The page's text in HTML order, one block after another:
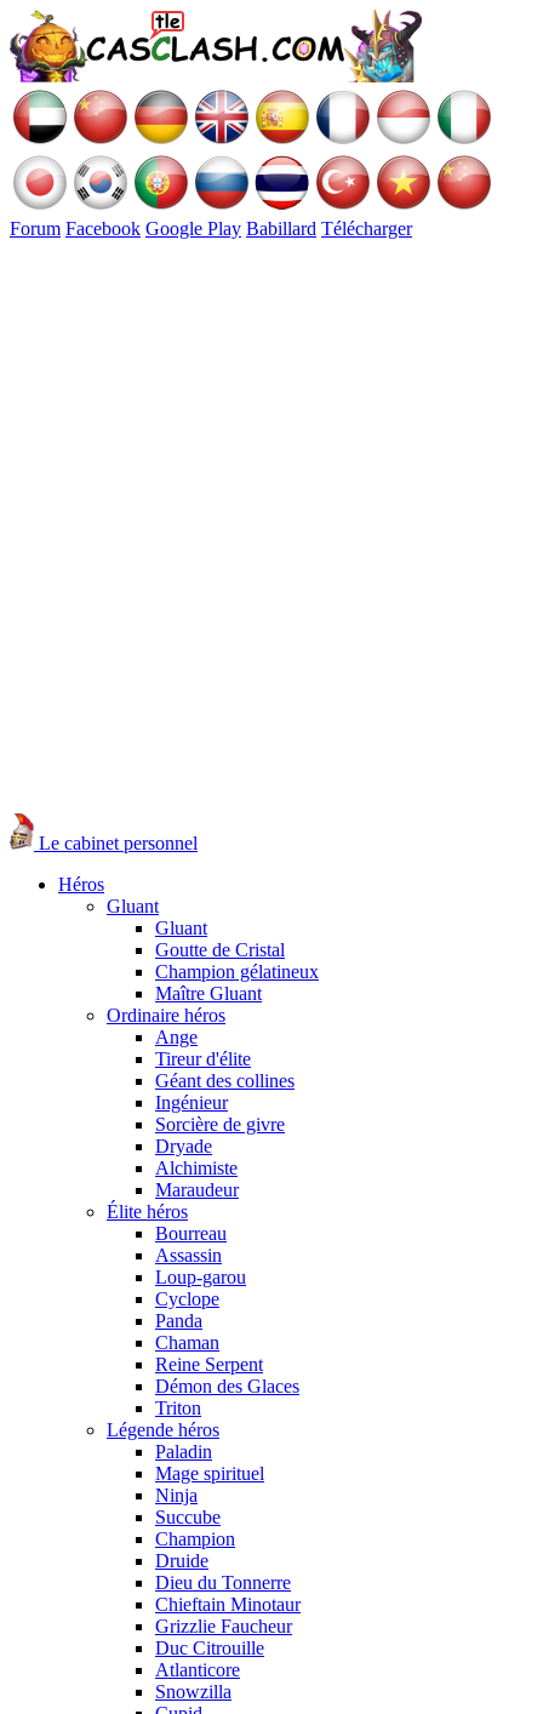
Forum Facebook Google Play Babillard Télécharger
Le cabinet personnel
Héros
Gluant
Gluant
Goutte de Cristal
Champion gélatineux
Maître Gluant
Ordinaire héros
Ange
Tireur d'élite
Géant des collines
Ingénieur
Sorcière de givre
Dryade
Alchimiste
Maraudeur
Élite héros
Bourreau
Assassin
Loup-garou
Cyclope
Panda
Chaman
Reine Serpent
Démon des Glaces
Triton
Légende héros
Paladin
Mage spirituel
Ninja
Succube
Champion
Druide
Dieu du Tonnerre
Chieftain Minotaur
Grizzlie Faucheur
Duc Citrouille
Atlanticore
Snowzilla